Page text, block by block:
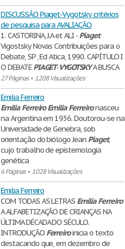
DISCUSSÃO Piaget-Vygotsky critérios
de pesquisa para AVALIAÇÃO
1. CASTORINA, J.A et ALI -Piaget
Vigostsky Novas Contribuições para o
Debate, SP , Ed Atica, 1990. CAPÍTULO I
O DEBATEPIAGET-VYGOTSKYA BUSCA
27 Páginas• 1208 Visualizações
Emilia Ferreiro
Emilia Ferreiro Emilia Ferreironasceu
na Argentina em 1936. Doutorou-se na
Universidade de Genebra, sob
orientação do biólogo Jean Piaget,
cujo trabalho de epistemologia
genética
6 Páginas• 1028 Visualizações
Emilia Ferreiro
COM TODAS AS LETRAS Emília Ferreiro
A ALFABETIZAÇÃO DE CRIANÇAS NA
ÚLTIMA DÉCADA DO SÉCULO.
INTRODUÇÃO Ferreiroinicia o texto
destacando que, em dezembro de